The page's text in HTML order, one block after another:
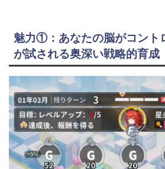
魅力①：あなたの脳がコント
が試される奥深い戦略的育成